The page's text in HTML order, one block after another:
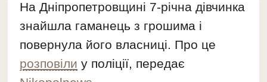
На Дніпропетровщині 7-річна дівчинка
знайшла гаманець з грошима і
повернула його власниці. Про це
розповіли у поліції, передає